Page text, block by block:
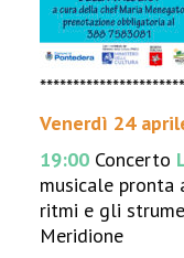
Venerdì 24
19:00 Concerto
musicale
ritmi e gli
Meridione